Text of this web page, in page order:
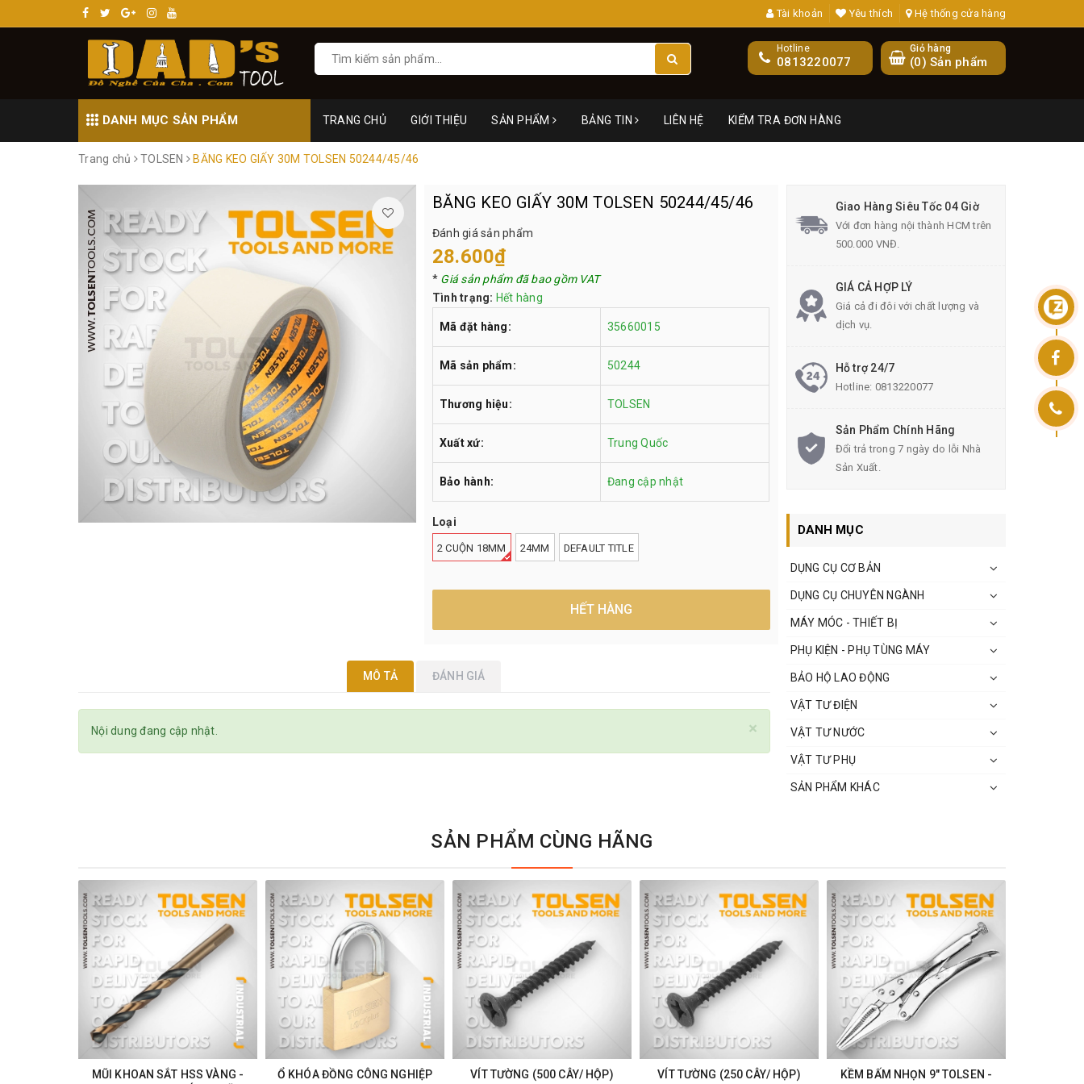
Tài khoản Yêu thích Hệ thống cửa hàng
Giỏ hàng
(0) Sản phẩm
Hotline
0813220077
DANH MỤC SẢN PHẨM TRANG CHỦ GIỚI THIỆU SẢN PHẨM BẢNG TIN LIÊN HỆ KIỂM TRA ĐƠN HÀNG
Trang chủ TOLSEN BĂNG KEO GIẤY 30M TOLSEN 50244/45/46
BĂNG KEO GIẤY 30M TOLSEN 50244/45/46
Đánh giá sản phẩm
28.600₫
* Giá sản phẩm đã bao gồm VAT
Tình trạng: Hết hàng
Mã đặt hàng: 35660015
Mã sản phẩm: 50244
Thương hiệu: TOLSEN
Xuất xứ: Trung Quốc
Bảo hành: Đang cập nhật
Loại
2 CUỘN 18MM 24MM DEFAULT TITLE
HẾT HÀNG
MÔ TẢ ĐÁNH GIÁ
×
Nội dung đang cập nhật.
Giao Hàng Siêu Tốc 04 Giờ
Với đơn hàng nội thành HCM trên
500.000 VNĐ.
GIÁ CẢ HỢP LÝ
Giá cả đi đôi với chất lượng và
dịch vụ.
Hỗ trợ 24/7
Hotline: 0813220077
Sản Phẩm Chính Hãng
Đổi trả trong 7 ngày do lỗi Nhà
Sản Xuất.
DANH MỤC
DỤNG CỤ CƠ BẢN
DỤNG CỤ CHUYÊN NGÀNH
MÁY MÓC - THIẾT BỊ
PHỤ KIỆN - PHỤ TÙNG MÁY
BẢO HỘ LAO ĐỘNG
VẬT TƯ ĐIỆN
VẬT TƯ NƯỚC
VẬT TƯ PHỤ
SẢN PHẨM KHÁC
SẢN PHẨM CÙNG HÃNG
MŨI KHOAN SẮT HSS VÀNG -
Ổ KHÓA ĐỒNG CÔNG NGHIỆP
VÍT TƯỜNG (500 CÂY/ HỘP)
VÍT TƯỜNG (250 CÂY/ HỘP)
KỀM BẤM NHỌN 9" TOLSEN -